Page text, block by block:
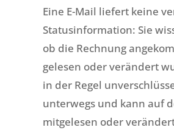
Eine E-Mail liefert keine
Statusinformation: Sie
ob die Rechnung
gelesen oder verändert
in der Regel
unterwegs und kann auf
mitgelesen oder